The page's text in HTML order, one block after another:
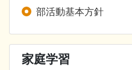
部活動基本方針
家庭学習